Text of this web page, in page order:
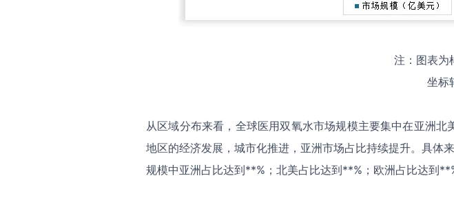
注：图表为
坐标
从区域分布来看，全球医用双氧水市场规模主要集中在亚洲北
地区的经济发展，城市化推进，亚洲市场占比持续提升。具体
规模中亚洲占比达到**%；北美占比达到**%；欧洲占比达到